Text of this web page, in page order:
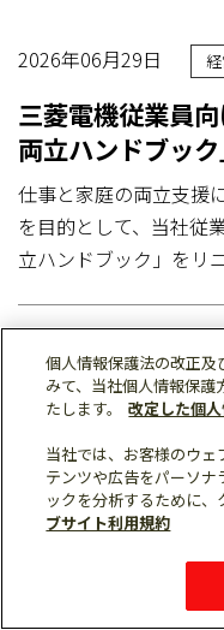
2026年06月29日
三菱電機従業員
両立ハンドブッ
仕事と家庭の両立支援
を目的として、当社従
立ハンドブック」をリ
Follow us
ソーシャルメディ
個人情報保護法の改正
みて、当社個人情報保
たします。
改定した個
当社では、お客様のウ
テンツや広告をパーソナ
ックを分析するために、
ブサイト利用規約